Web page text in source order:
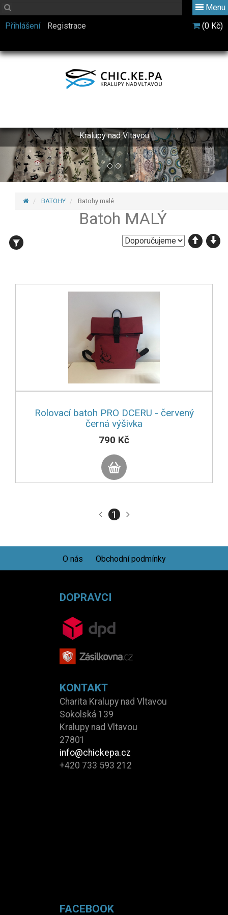
Menu
Přihlášení
Registrace (0 Kč)
Kralupy nad Vltavou
BATOHY Batohy malé
Batoh MALÝ
Rolovací batoh PRO DCERU - červený
černá výšivka
790 Kč
1
O nás Obchodní podmínky
DOPRAVCI
KONTAKT
Charita Kralupy nad Vltavou
Sokolská 139
Kralupy nad Vltavou
27801
info@chickepa.cz
+420 733 593 212
FACEBOOK